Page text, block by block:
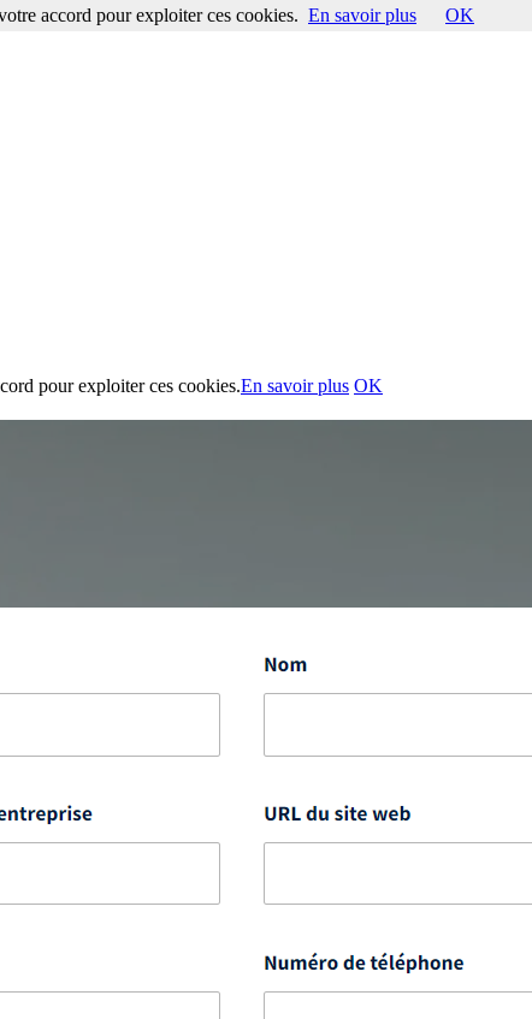
pour exploiter ces cookies.En savoir plus OK
accord pour exploiter ces cookies. En savoir plus OK